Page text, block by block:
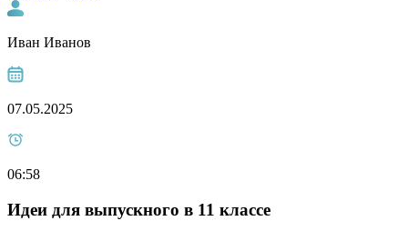
Иван Иванов
07.05.2025
06:58
Идеи для выпускного в 11 классе